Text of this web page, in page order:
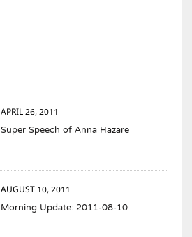
APRIL 26, 2011
Super Speech of Anna Hazare
AUGUST 10, 2011
Morning Update: 2011-08-10